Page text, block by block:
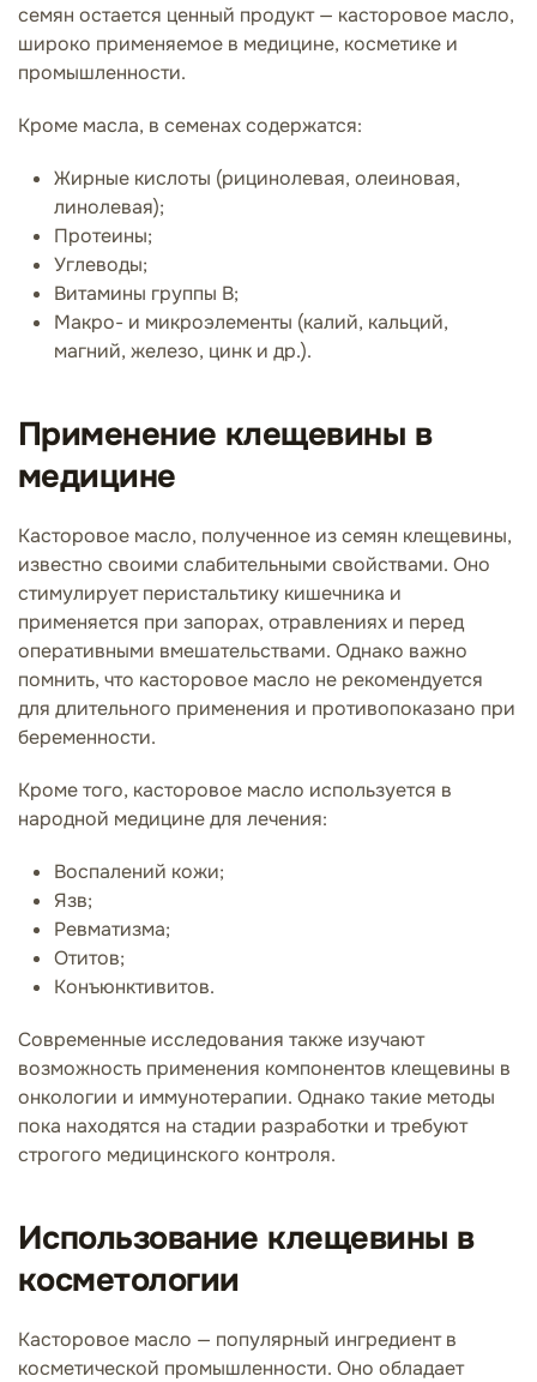
семян остается ценный продукт — касторовое масло,
широко применяемое в медицине, косметике и
промышленности.
Кроме масла, в семенах содержатся:
Жирные кислоты (рицинолевая, олеиновая,
линолевая);
Протеины;
Углеводы;
Витамины группы B;
Макро- и микроэлементы (калий, кальций,
магний, железо, цинк и др.).
Применение клещевины в
медицине
Касторовое масло, полученное из семян клещевины,
известно своими слабительными свойствами. Оно
стимулирует перистальтику кишечника и
применяется при запорах, отравлениях и перед
оперативными вмешательствами. Однако важно
помнить, что касторовое масло не рекомендуется
для длительного применения и противопоказано при
беременности.
Кроме того, касторовое масло используется в
народной медицине для лечения:
Воспалений кожи;
Язв;
Ревматизма;
Отитов;
Конъюнктивитов.
Современные исследования также изучают
возможность применения компонентов клещевины в
онкологии и иммунотерапии. Однако такие методы
пока находятся на стадии разработки и требуют
строгого медицинского контроля.
Использование клещевины в
косметологии
Касторовое масло — популярный ингредиент в
косметической промышленности. Оно обладает